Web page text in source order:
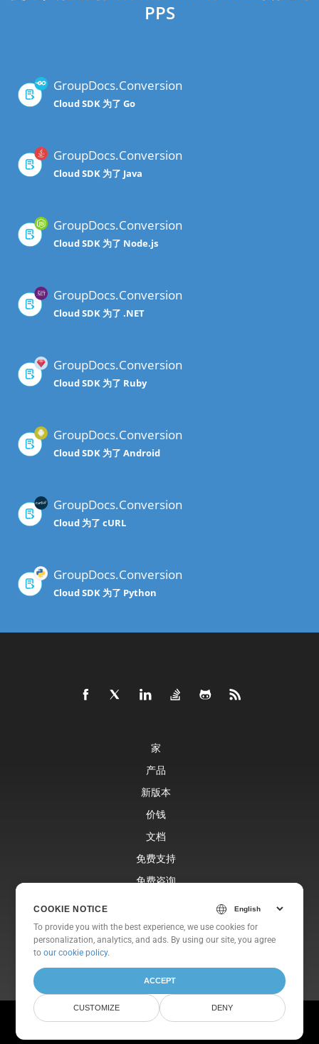
PPS
GroupDocs.Conversion
Cloud SDK 为了 Go
GroupDocs.Conversion
Cloud SDK 为了 Java
GroupDocs.Conversion
Cloud SDK 为了 Node.js
GroupDocs.Conversion
Cloud SDK 为了 .NET
GroupDocs.Conversion
Cloud SDK 为了 Ruby
GroupDocs.Conversion
Cloud SDK 为了 Android
GroupDocs.Conversion
Cloud 为了 cURL
GroupDocs.Conversion
Cloud SDK 为了 Python
家
产品
新版本
价钱
文档
免费支持
免费咨询
网站
关于
© Aspose Pty Ltd 2001-2026. 版权所有.
COOKIE NOTICE
To provide you with the best experience, we use cookies for
personalization, analytics, and ads. By using our site, you agree
toour cookie policy.
ACCEPT
CUSTOMIZE DENY